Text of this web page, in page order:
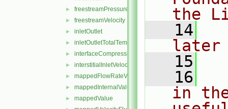
► freestreamPressure
► freestreamVelocity
► inletOutlet
► inletOutletTotalTemperature
► interfaceCompression
► interstitialInletVelocity
► mappedFlowRateVelocity
► mappedInternalValue
► mappedValue
the
   14
later
   15
   16
in